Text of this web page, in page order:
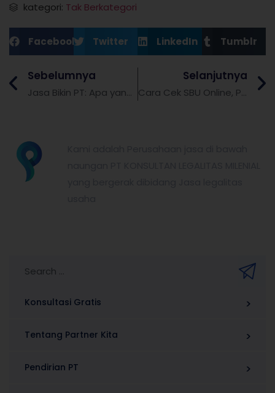
kategori: Tak Berkategori
Facebook Twitter LinkedIn Tumblr
Sebelumnya
Jasa Bikin PT: Apa yang Perlu Kamu Ketahui
Selanjutnya
Cara Cek SBU Online, Praktis dan Tanpa Ribet
Konsultasi Gratis
Tentang Partner Kita
Pendirian PT